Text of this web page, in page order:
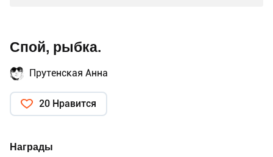
Спой, рыбка.
Прутенская Анна
20 Нравится
Награды